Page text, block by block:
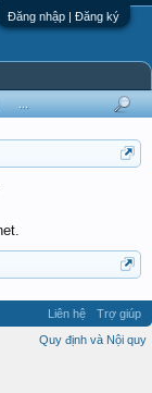
Đăng nhập | Đăng ký
Liên hệ
Trợ giúp
Quy định và Nội quy